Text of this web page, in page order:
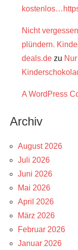
Nicht
plündern.
deals.de zu
A WordPress
Archiv
August 2026
Juli 2026
Juni 2026
Mai 2026
April 2026
März 2026
Februar 2026
Januar 2026